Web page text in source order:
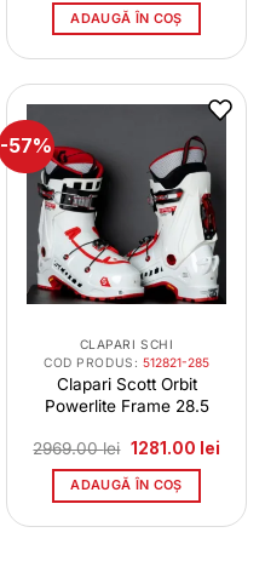
a
fost:
ADAUGĂ ÎN COȘ
-57%
CLAPARI SCHI
COD PRODUS: 512821-285
Clapari Scott Orbit
Powerlite Frame 28.5
2969.00lei Prețul
a
fost:
2969.00 lei.
1281.00 leiPrețul
ADAUGĂ ÎN COȘ